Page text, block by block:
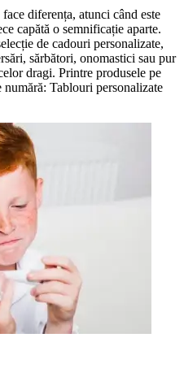
diferența, atunci când este
capătă o semnificație aparte.
de cadouri personalizate,
sărbători, onomastici sau pur
dragi. Printre produsele pe
numără: Tablouri personalizate